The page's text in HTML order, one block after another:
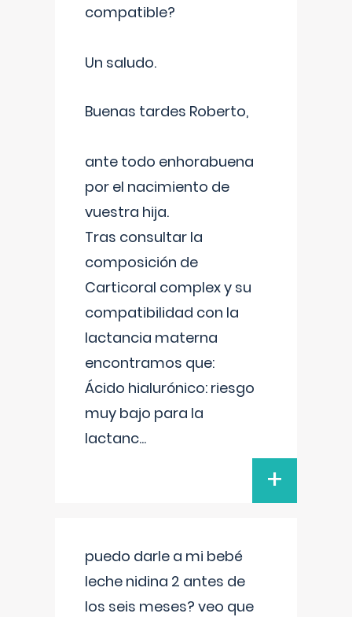
compatible?
Un saludo.
Buenas tardes Roberto,
ante todo enhorabuena
por el nacimiento de
vuestra hija.
Tras consultar la
composición de
Carticoral complex y su
compatibilidad con la
lactancia materna
encontramos que:
Ácido hialurónico: riesgo
muy bajo para la
lactanc...
+
puedo darle a mi bebé
leche nidina 2 antes de
los seis meses? veo que